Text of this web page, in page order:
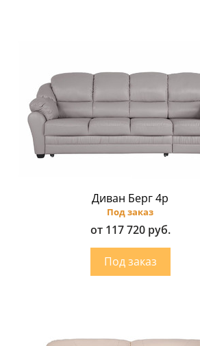
Диван Берг 4p
Под заказ
от 117 720 руб.